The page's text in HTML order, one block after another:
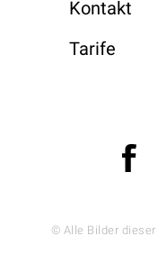
Kontakt
Tarife
© Alle Bilder